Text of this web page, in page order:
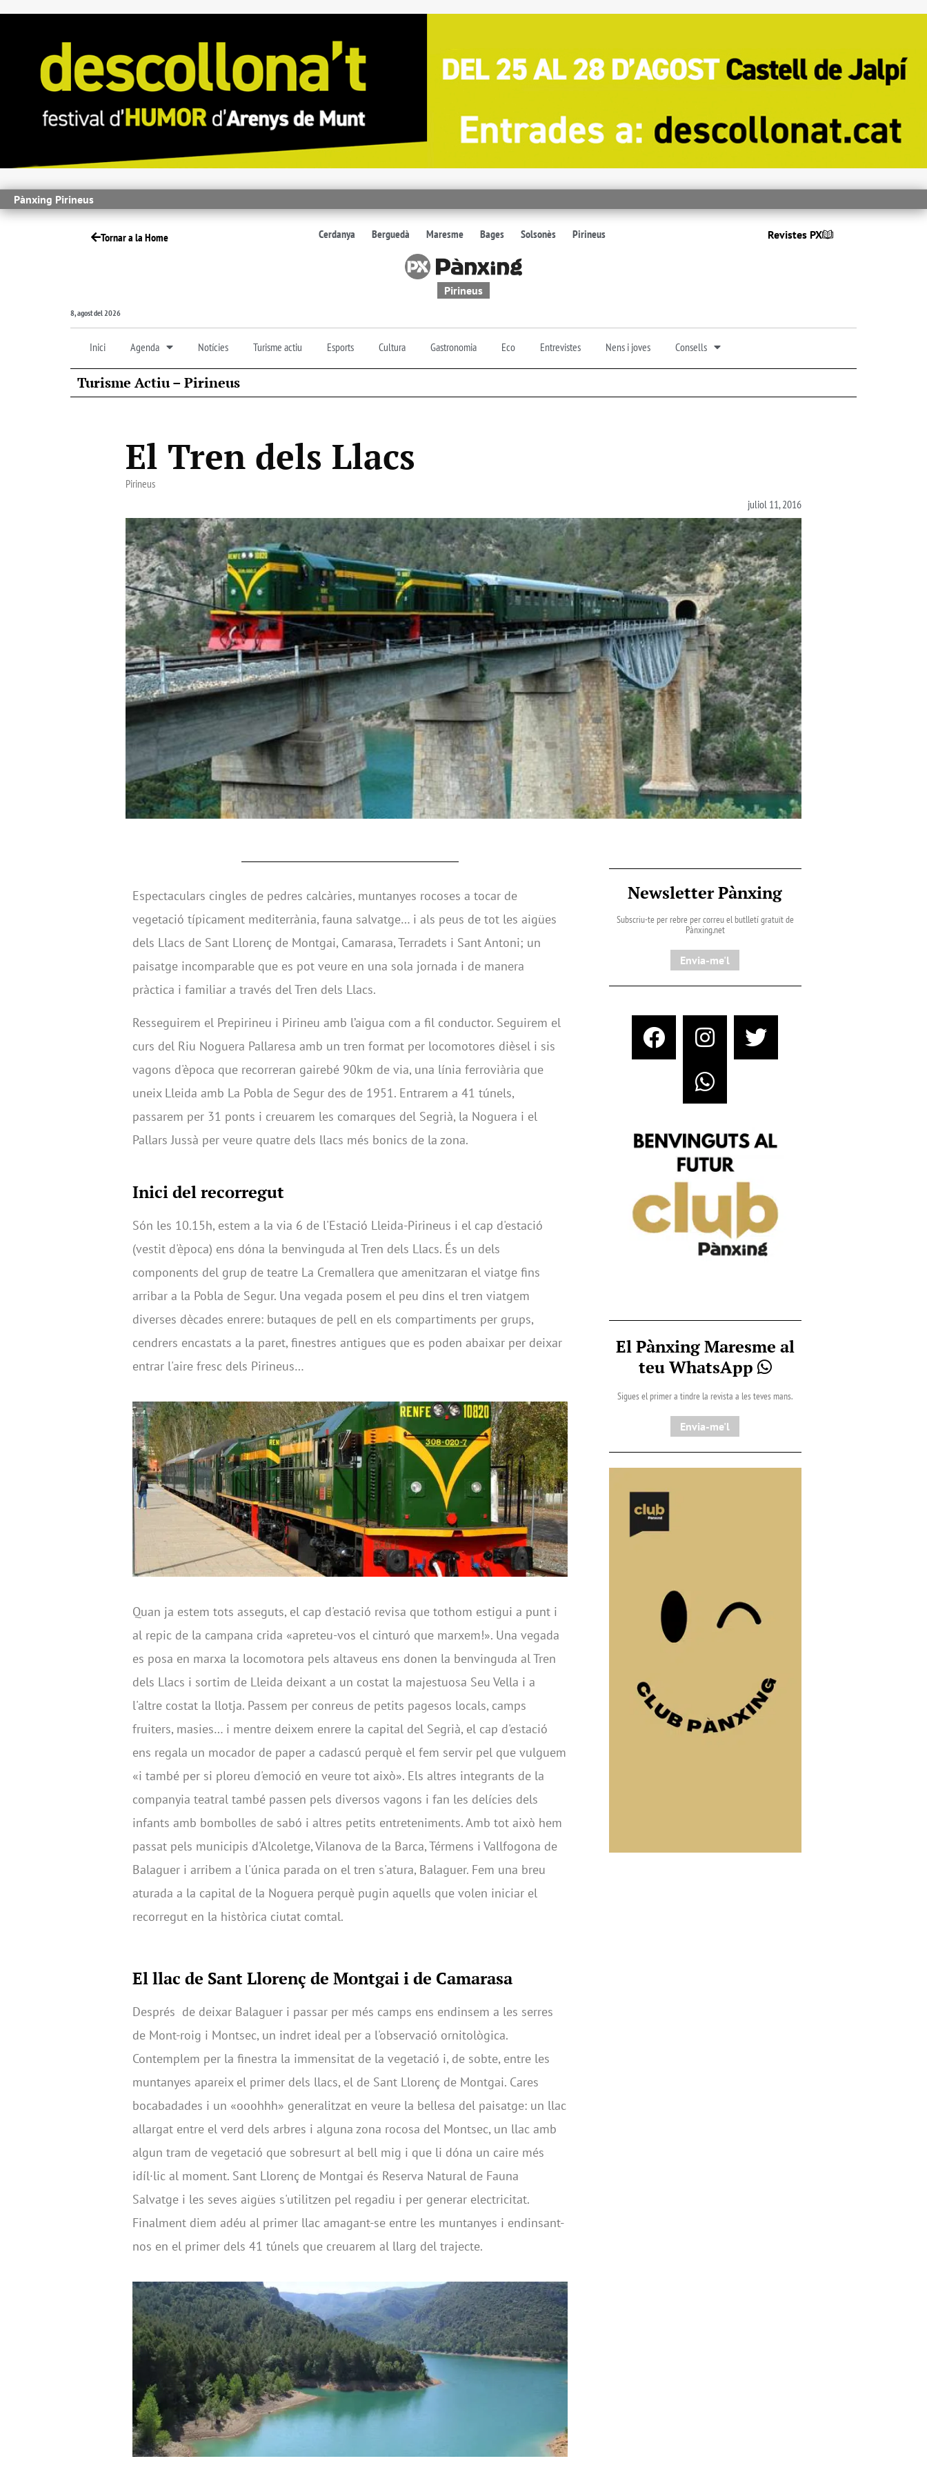
Pànxing Pirineus
Tornar a la Home Cerdanya Berguedà Maresme Bages Solsonès Pirineus Revistes PX
Pirineus
8, agost del 2026
Inici Agenda Notícies Turisme actiu Esports Cultura Gastronomia Eco Entrevistes Nens i joves Consells
Turisme Actiu – Pirineus
El Tren dels Llacs
Pirineus
juliol 11, 2016
Espectaculars cingles de pedres calcàries, muntanyes rocoses a tocar de
vegetació típicament mediterrània, fauna salvatge… i als peus de tot les aigües
dels Llacs de Sant Llorenç de Montgai, Camarasa, Terradets i Sant Antoni; un
paisatge incomparable que es pot veure en una sola jornada i de manera
pràctica i familiar a través del Tren dels Llacs.
Resseguirem el Prepirineu i Pirineu amb l’aigua com a fil conductor. Seguirem el
curs del Riu Noguera Pallaresa amb un tren format per locomotores dièsel i sis
vagons d'època que recorreran gairebé 90km de via, una línia ferroviària que
uneix Lleida amb La Pobla de Segur des de 1951. Entrarem a 41 túnels,
passarem per 31 ponts i creuarem les comarques del Segrià, la Noguera i el
Pallars Jussà per veure quatre dels llacs més bonics de la zona.
Inici del recorregut
Són les 10.15h, estem a la via 6 de l'Estació Lleida-Pirineus i el cap d'estació
(vestit d'època) ens dóna la benvinguda al Tren dels Llacs. És un dels
components del grup de teatre La Cremallera que amenitzaran el viatge fins
arribar a la Pobla de Segur. Una vegada posem el peu dins el tren viatgem
diverses dècades enrere: butaques de pell en els compartiments per grups,
cendrers encastats a la paret, finestres antigues que es poden abaixar per deixar
entrar l'aire fresc dels Pirineus…
Quan ja estem tots asseguts, el cap d'estació revisa que tothom estigui a punt i
al repic de la campana crida «apreteu-vos el cinturó que marxem!». Una vegada
es posa en marxa la locomotora pels altaveus ens donen la benvinguda al Tren
dels Llacs i sortim de Lleida deixant a un costat la majestuosa Seu Vella i a
l'altre costat la llotja. Passem per conreus de petits pagesos locals, camps
fruiters, masies… i mentre deixem enrere la capital del Segrià, el cap d'estació
ens regala un mocador de paper a cadascú perquè el fem servir pel que vulguem
«i també per si ploreu d'emoció en veure tot això». Els altres integrants de la
companyia teatral també passen pels diversos vagons i fan les delícies dels
infants amb bombolles de sabó i altres petits entreteniments. Amb tot això hem
passat pels municipis d'Alcoletge, Vilanova de la Barca, Térmens i Vallfogona de
Balaguer i arribem a l'única parada on el tren s'atura, Balaguer. Fem una breu
aturada a la capital de la Noguera perquè pugin aquells que volen iniciar el
recorregut en la històrica ciutat comtal.
El llac de Sant Llorenç de Montgai i de Camarasa
Després de deixar Balaguer i passar per més camps ens endinsem a les serres
de Mont-roig i Montsec, un indret ideal per a l'observació ornitològica.
Contemplem per la finestra la immensitat de la vegetació i, de sobte, entre les
muntanyes apareix el primer dels llacs, el de Sant Llorenç de Montgai. Cares
bocabadades i un «ooohhh» generalitzat en veure la bellesa del paisatge: un llac
allargat entre el verd dels arbres i alguna zona rocosa del Montsec, un llac amb
algun tram de vegetació que sobresurt al bell mig i que li dóna un caire més
idíl·lic al moment. Sant Llorenç de Montgai és Reserva Natural de Fauna
Salvatge i les seves aigües s'utilitzen pel regadiu i per generar electricitat.
Finalment diem adéu al primer llac amagant-se entre les muntanyes i endinsant-
nos en el primer dels 41 túnels que creuarem al llarg del trajecte.
Newsletter Pànxing
Subscriu-te per rebre per correu el butlletí gratuït de
Pànxing.net​
Envia-me'l
El Pànxing Maresme al
teu WhatsApp
Sigues el primer a tindre la revista a les teves mans.
Envia-me'l